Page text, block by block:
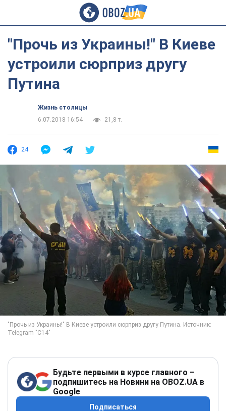
"Прочь из Украины!" В Киеве
устроили сюрприз другу
Путина
Жизнь столицы
6.07.2018 16:54
21,8 т.
24
Будьте первыми в курсе главного –
подпишитесь на Новини на OBOZ.UA в
Google
Подписаться